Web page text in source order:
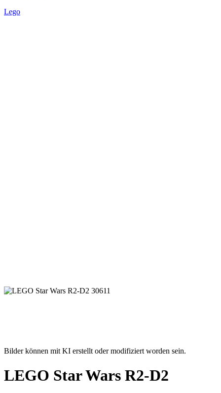
Lego
Bilder können mit KI erstellt oder modifiziert worden sein.
LEGO Star Wars R2-D2